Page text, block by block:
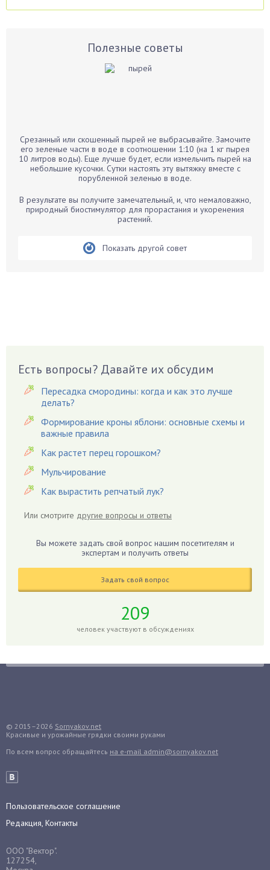
Аспарагус
Бархатцы
Бегония
Бирючина
Бобовые
Вредители
Гардения
Гацания
Гвоздики
Георгины
Герань
Гиацинт
Гибискус
Гладиолусы
Голубика
Груши
Дайкон
Декабрист
Денежное дерево
Диффенбахия
Дыня
Полезные советы
Срезанный или скошенный пырей не выбрасывайте. Замочите
его зеленые части в воде в соотношении 1:10 (на 1 кг пырея
10 литров воды). Еще лучше будет, если измельчить пырей на
небольшие кусочки. Сутки настоять эту вытяжку вместе с
порубленной зеленью в воде.
В результате вы получите замечательный, и, что немаловажно,
природный биостимулятор для прорастания и укоренения
растений.
Показать другой совет
Есть вопросы? Давайте их обсудим
Пересадка смородины: когда и как это лучше
делать?
Формирование кроны яблони: основные схемы и
важные правила
Как растет перец горошком?
Мульчирование
Как вырастить репчатый лук?
Или смотрите другие вопросы и ответы
Вы можете задать свой вопрос нашим посетителям и
экспертам и получить ответы
Задать свой вопрос
209
человек участвуют в обсуждениях
© 2015–2026 Sornyakov.net
Красивые и урожайные грядки своими руками
По всем вопрос обращайтесь на e-mail admin@sornyakov.net
Пользовательское соглашение
Редакция, Контакты
ООО "Вектор".
127254,